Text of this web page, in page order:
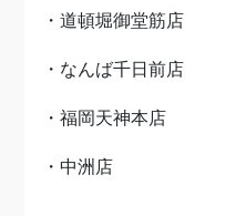
・道頓堀御堂筋店
・なんば千日前店
・福岡天神本店
・中洲店